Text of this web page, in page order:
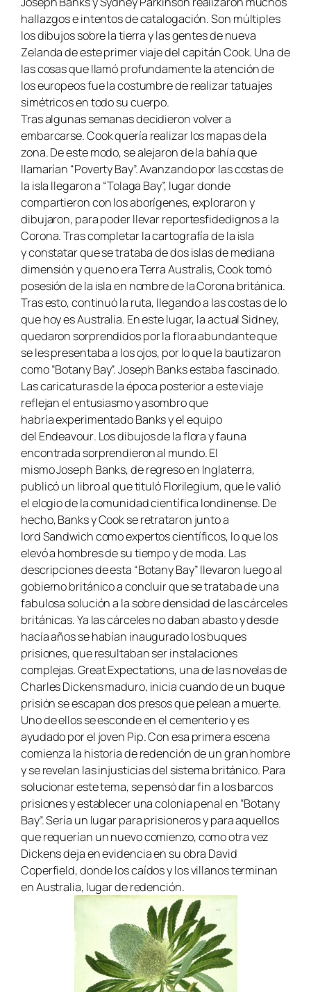
hallazgos e intentos de catalogación. Son múltiples
los dibujos sobre la tierra y las gentes de nueva
Zelanda de este primer viaje del capitán Cook. Una de
las cosas que llamó profundamente la atención de
los europeos fue la costumbre de realizar tatuajes
simétricos en todo su cuerpo.
Tras algunas semanas decidieron volver a
embarcarse. Cook quería realizar los mapas de la
zona. De este modo, se alejaron de la bahía que
llamarían “Poverty Bay”. Avanzando por las costas de
la isla llegaron a “Tolaga Bay”, lugar donde
compartieron con los aborígenes, exploraron y
dibujaron, para poder llevar reportesfidedignos a la
Corona. Tras completar la cartografía de la isla
y constatar que se trataba de dos islas de mediana
dimensión y que no era Terra Australis,Cook tomó
posesión de la isla en nombre de la Corona británica.
Tras esto, continuó la ruta, llegando a las costas de lo
que hoy es Australia. En este lugar, la actual Sidney,
quedaron sorprendidos por la flora abundante que
se les presentaba a los ojos, por lo que la bautizaron
como “Botany Bay”. Joseph Banks estaba fascinado.
Las caricaturas de la época posterior a este viaje
reflejan el entusiasmo y asombro que
habría experimentado Banks y el equipo
del Endeavour. Los dibujos de la flora y fauna
encontrada sorprendieron al mundo. El
mismo Joseph Banks, de regreso en Inglaterra,
publicó un libro al que titulóFlorilegium, que le valió
el elogio de la comunidad científica londinense. De
hecho, Banks y Cook se retrataron junto a
lord Sandwich como expertos científicos, lo que los
elevó a hombres de su tiempo y de moda. Las
descripciones de esta “Botany Bay” llevaron luego al
gobierno británico a concluir que se trataba de una
fabulosa solución a la sobre densidad de las cárceles
británicas. Ya las cárceles no daban abasto y desde
hacía años se habían inaugurado los buques
prisiones, que resultaban ser instalaciones
complejas.Great Expectations, una de las novelas de
Charles Dickens maduro, inicia cuando de un buque
prisión se escapan dos presos que pelean a muerte.
Uno de ellos se esconde en el cementerio y es
ayudado por el joven Pip. Con esa primera escena
comienza la historia de redención de un gran hombre
y se revelan las injusticias del sistema británico. Para
solucionar este tema, se pensó dar fin a los barcos
prisiones y establecer una colonia penal en “Botany
Bay”. Sería un lugar para prisioneros y para aquellos
que requerían un nuevo comienzo, como otra vez
Dickens deja en evidencia en su obra David
Coperfield,donde los caídos y los villanos terminan
en Australia, lugar de redención.